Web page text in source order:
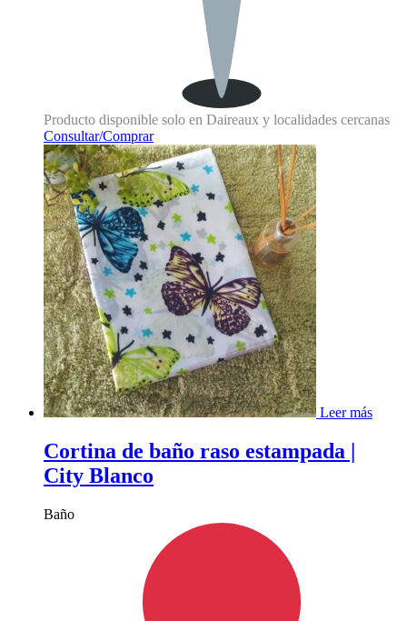
Producto disponible solo en Daireaux y localidades cercanas
Consultar/Comprar
Leer más
Cortina de baño raso estampada |
City Blanco
Baño